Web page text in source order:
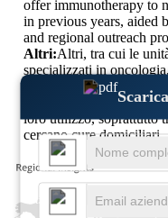
offer immunotherapy to
in previous years, aided
and regional outreach
Altri:Altri, tra cui le
specializzati in
di richieste. Le
monitoraggio remoto
loro utilizzo, soprattutto
cercano cure domiciliari.